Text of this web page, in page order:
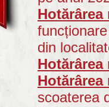
Hotărârea
din
Hotărârea
Hotărârea
scoaterea